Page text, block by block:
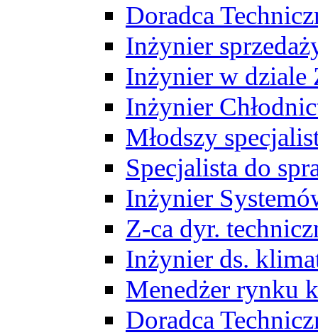
Doradca
Inżynier
Inżynier w dziale
Inżynier
Młodszy
Specjalista do
Inżynier
Z-ca dyr.
Inżynier ds.
Menedżer rynku
Doradca